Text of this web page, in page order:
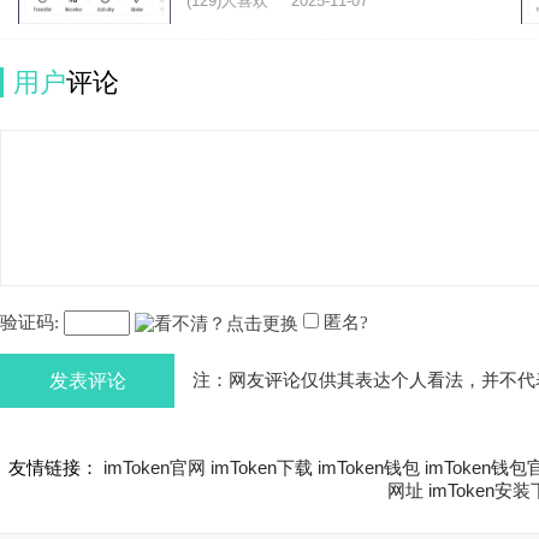
用户评论
验证码: 匿名?
发表评论 注：网友评论仅供其表达个人看法，并不
友情链接： imToken官网 imToken下载 imToken钱包 imToken钱包
网址 imToken安装